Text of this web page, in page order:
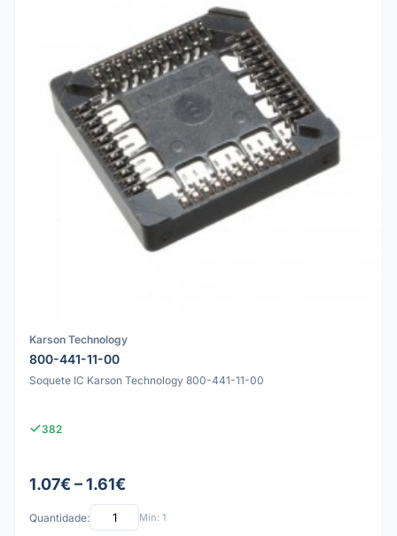
Karson Technology
800-441-11-00
Soquete IC Karson Technology 800-441-11-00
382
1.07€ – 1.61€
Quantidade: Mín: 1